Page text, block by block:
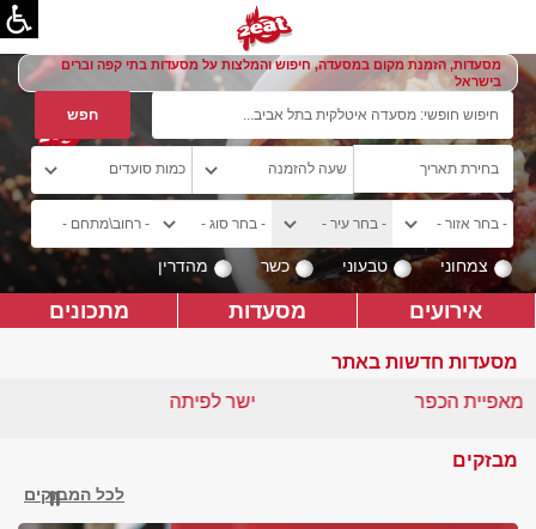
מסעדות, הזמנת מקום במסעדה, חיפוש והמלצות על מסעדות בתי קפה וברים
בישראל
צמחוני טבעוני כשר מהדרין
אירועים מסעדות מתכונים
מסעדות חדשות באתר
ישר לפיתה
מאפיית הכפר
מבזקים
לכל המבזקים